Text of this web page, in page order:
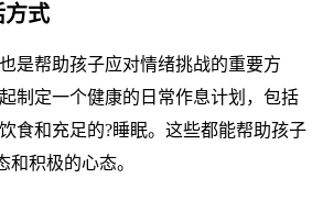
方式
是帮助孩子应对情绪挑战的重要方
制定一个健康的日常作息计划，包括
食和充足的?睡眠。这些都能帮助孩子
和积极的心态。